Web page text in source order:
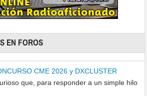
EN FOROS
CME 2026 y DXCLUSTER
que, para responder a un simple hilo